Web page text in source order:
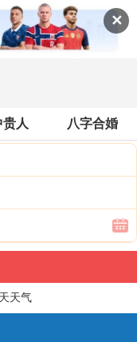
✕
人 八字合婚
天气